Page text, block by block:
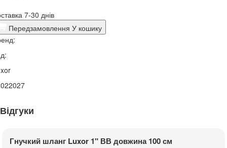
7-30 днів
Передзамовлення У кошику
Відгуки
Гнучкий шланг Luxor 1" ВВ довжина 100 см